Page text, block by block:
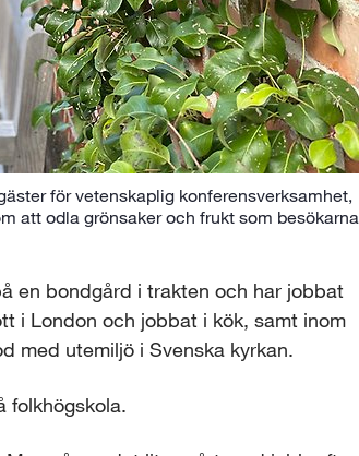
för vetenskaplig konferensverksamhet,
att odla grönsaker och frukt som besökarna
en bondgård i trakten och har jobbat
i London och jobbat i kök, samt inom
med utemiljö i Svenska kyrkan.
folkhögskola.